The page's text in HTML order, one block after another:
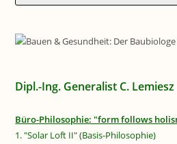
Dipl.-Ing. Generalist C. Lemiesz
Büro-Philosophie: "form follows
1. "Solar Loft II" (Basis-Philosophie)